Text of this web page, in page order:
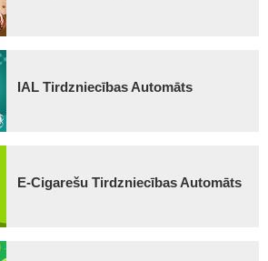
IAL Tirdzniecības Automāts
E-Cigarešu Tirdzniecības Automāts